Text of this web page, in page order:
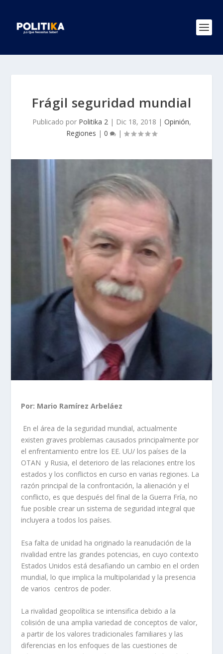
Frágil seguridad mundial
Publicado por Politika 2| Dic 18, 2018 | Opinión,
Regiones | 0 |
Por: Mario Ramírez Arbeláez
En el área de la seguridad mundial, actualmente
existen graves problemas causados principalmente por
el enfrentamiento entre los EE. UU/ los países de la
OTAN y Rusia, el deterioro de las relaciones entre los
estados y los conflictos en curso en varias regiones. La
razón principal de la confrontación, la alienación y el
conflicto, es que después del final de la Guerra Fría, no
fue posible crear un sistema de seguridad integral que
incluyera a todos los países.
Esa falta de unidad ha originado la reanudación de la
rivalidad entre las grandes potencias, en cuyo contexto
Estados Unidos está desafiando un cambio en el orden
mundial, lo que implica la multipolaridad y la presencia
de varios centros de poder.
La rivalidad geopolítica se intensifica debido a la
colisión de una amplia variedad de conceptos de valor,
a partir de los valores tradicionales familiares y las
diferencias en los enfoques de las cuestiones de